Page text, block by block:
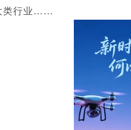
类行业……